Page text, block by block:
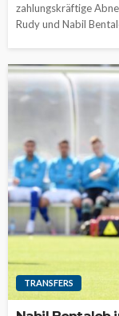
zahlungskräftige
Rudy und Nabil
TRANSFERS